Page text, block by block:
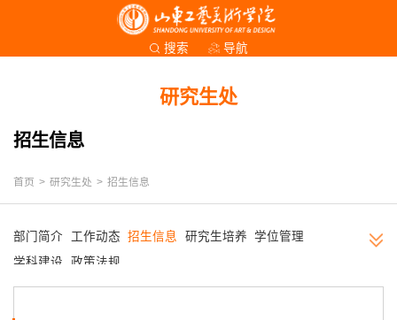
搜索 导航
研究生处
招生信息
首页 > 研究生处 > 招生信息
部门简介 工作动态 招生信息 研究生培养 学位管理
学科建设
政策法规